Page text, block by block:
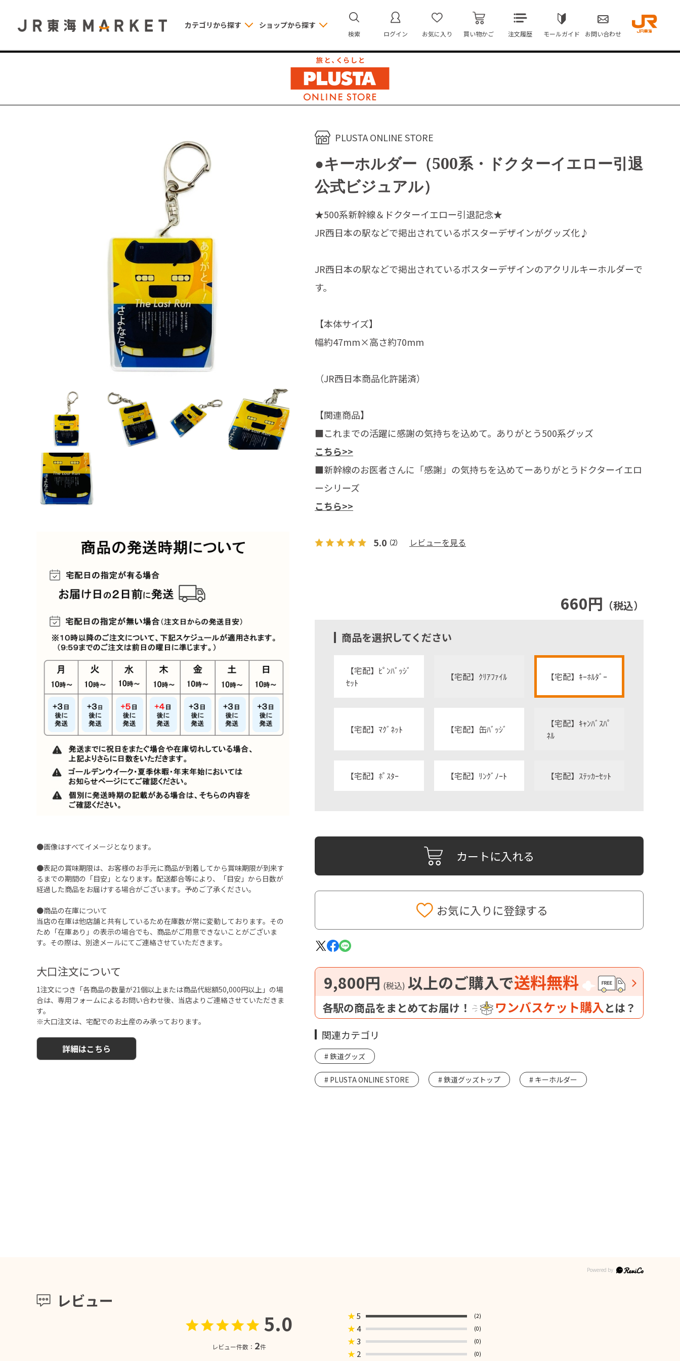
カテゴリから探す ショップから探す
検索 ログイン お気に入り 買い物かご 注文履歴 モールガイド お問い合わせ
●画像はすべてイメージとなります。
●表記の賞味期限は、お客様のお手元に商品が到着してから賞味期限が到来す
るまでの期間の「目安」となります。配送都合等により、「目安」から日数が
経過した商品をお届けする場合がございます。予めご了承ください。
●商品の在庫について
当店の在庫は他店舗と共有しているため在庫数が常に変動しております。その
ため「在庫あり」の表示の場合でも、商品がご用意できないことがございま
す。その際は、別途メールにてご連絡させていただきます。
大口注文について
1注文につき「各商品の数量が21個以上または商品代総額50,000円以上」の場
合は、専用フォームによるお問い合わせ後、当店よりご連絡させていただきま
す。
※大口注文は、宅配でのお土産のみ承っております。
詳細はこちら
PLUSTA ONLINE STORE
●キーホルダー（500系・ドクターイエロー引退
公式ビジュアル）
660円 （税込）
商品を選択してください
【宅配】ﾋﾟﾝﾊﾞｯｼﾞ
ｾｯﾄ
【宅配】ｸﾘｱﾌｧｲﾙ 【宅配】ｷｰﾎﾙﾀﾞｰ
【宅配】ﾏｸﾞﾈｯﾄ 【宅配】缶ﾊﾞｯｼﾞ
【宅配】ｷｬﾝﾊﾞｽﾊﾟ
ﾈﾙ
【宅配】ﾎﾟｽﾀｰ 【宅配】ﾘﾝｸﾞﾉｰﾄ 【宅配】ｽﾃｯｶｰｾｯﾄ
カートに入れる
お気に入りに登録する
★500系新幹線＆ドクターイエロー引退記念★
JR西日本の駅などで掲出されているポスターデザインがグッズ化♪
JR西日本の駅などで掲出されているポスターデザインのアクリルキーホルダーで
す。
【本体サイズ】
幅約47mm×高さ約70mm
（JR西日本商品化許諾済）
【関連商品】
■これまでの活躍に感謝の気持ちを込めて。ありがとう500系グッズ
こちら>>
■新幹線のお医者さんに「感謝」の気持ちを込めてーありがとうドクターイエロ
ーシリーズ
こちら>>
5.0 （2） レビューを見る
9,800円 (税込) 以上のご購入で送料無料
各駅の商品をまとめてお届け！ ワンバスケット購入とは？
関連カテゴリ
鉄道グッズ
PLUSTA ONLINE STORE 鉄道グッズトップ キーホルダー
レビュー
5.0
レビュー件数： 2件
★5 (2)
★4 (0)
★3 (0)
★ 2 (0)